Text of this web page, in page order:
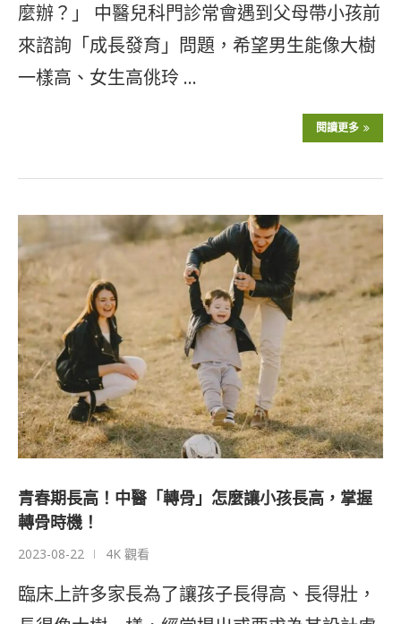
麼辦？」 中醫兒科門診常會遇到父母帶小孩前
來諮詢「成長發育」問題，希望男生能像大樹
一樣高、女生高佻玲 …
閱讀更多
青春期長高！中醫「轉骨」怎麼讓小孩長高，掌握
轉骨時機！
2023-08-22 4K 觀看
臨床上許多家長為了讓孩子長得高、長得壯，